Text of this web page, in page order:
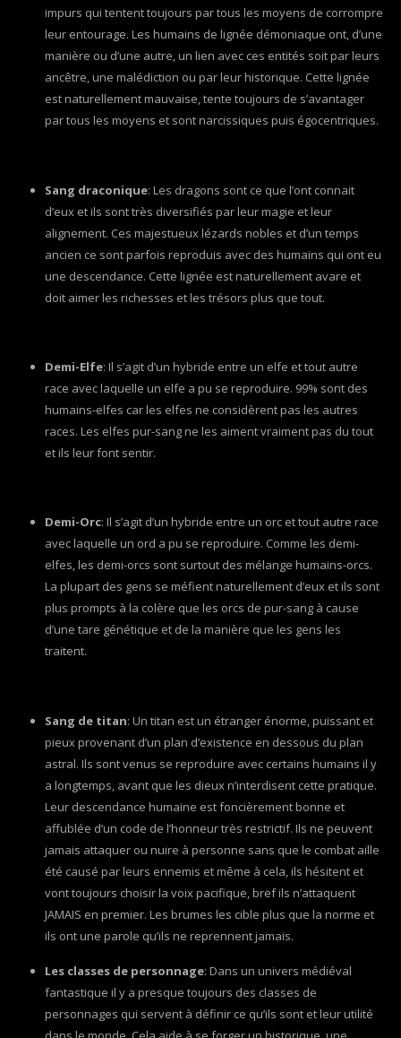
impurs qui tentent toujours par tous les moyens de corrompre
leur entourage. Les humains de lignée démoniaque ont, d’une
manière ou d’une autre, un lien avec ces entités soit par leurs
ancêtre, une malédiction ou par leur historique. Cette lignée
est naturellement mauvaise, tente toujours de s’avantager
par tous les moyens et sont narcissiques puis égocentriques.
Sang draconique: Les dragons sont ce que l’ont connait
d’eux et ils sont très diversifiés par leur magie et leur
alignement. Ces majestueux lézards nobles et d’un temps
ancien ce sont parfois reproduis avec des humains qui ont eu
une descendance. Cette lignée est naturellement avare et
doit aimer les richesses et les trésors plus que tout.
Demi-Elfe: Il s’agit d’un hybride entre un elfe et tout autre
race avec laquelle un elfe a pu se reproduire. 99% sont des
humains-elfes car les elfes ne considèrent pas les autres
races. Les elfes pur-sang ne les aiment vraiment pas du tout
et ils leur font sentir.
Demi-Orc: Il s’agit d’un hybride entre un orc et tout autre race
avec laquelle un ord a pu se reproduire. Comme les demi-
elfes, les demi-orcs sont surtout des mélange humains-orcs.
La plupart des gens se méfient naturellement d’eux et ils sont
plus prompts à la colère que les orcs de pur-sang à cause
d’une tare génétique et de la manière que les gens les
traitent.
Sang de titan: Un titan est un étranger énorme, puissant et
pieux provenant d’un plan d’existence en dessous du plan
astral. Ils sont venus se reproduire avec certains humains il y
a longtemps, avant que les dieux n’interdisent cette pratique.
Leur descendance humaine est foncièrement bonne et
affublée d’un code de l’honneur très restrictif. Ils ne peuvent
jamais attaquer ou nuire à personne sans que le combat aille
été causé par leurs ennemis et même à cela, ils hésitent et
vont toujours choisir la voix pacifique, bref ils n’attaquent
JAMAIS en premier. Les brumes les cible plus que la norme et
ils ont une parole qu’ils ne reprennent jamais.
Les classes de personnage: Dans un univers médiéval
fantastique il y a presque toujours des classes de
personnages qui servent à définir ce qu’ils sont et leur utilité